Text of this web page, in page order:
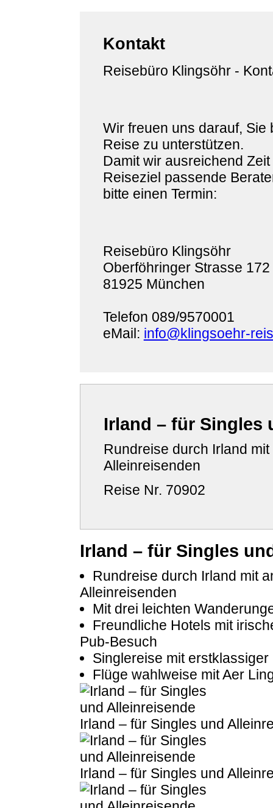
Kontakt
Reisebüro Klingsöhr -
Wir freuen uns darauf,
Reise zu unterstützen.
Damit wir ausreichend
Reiseziel passende
bitte einen Termin:
Reisebüro Klingsöhr
Oberföhringer Strasse 172
81925 München
Telefon 089/9570001
eMail: info@klingsoehr-
Irland – für Singles
Rundreise durch Irland
Alleinreisenden
Reise Nr. 70902
Irland – für Singles
Rundreise durch Irland mit
Alleinreisenden
Mit drei leichten
Freundliche Hotels mit
Pub-Besuch
Singlereise mit
Flüge wahlweise mit Aer
Irland – für Singles und
Irland – für Singles und